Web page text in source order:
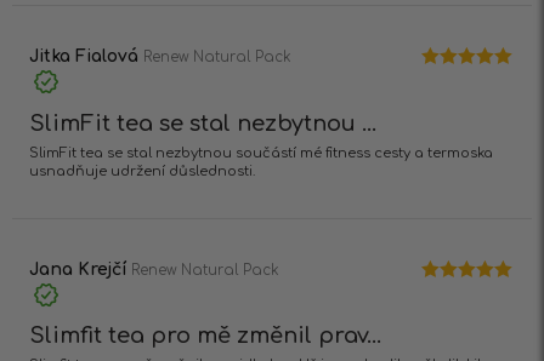
Jitka Fialová Renew Natural Pack
SlimFit tea se stal nezbytnou ...
SlimFit tea se stal nezbytnou součástí mé fitness cesty a termoska
usnadňuje udržení důslednosti.
Jana Krejčí Renew Natural Pack
Slimfit tea pro mě změnil prav...